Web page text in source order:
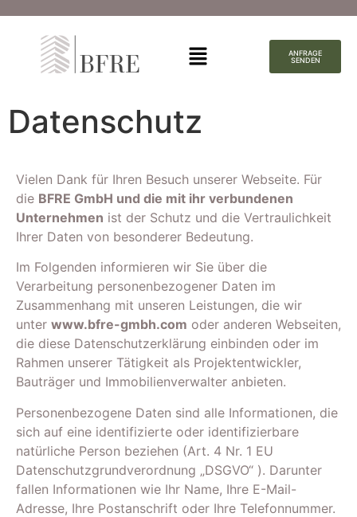
ANFRAGE
SENDEN
Datenschutz
Vielen Dank für Ihren Besuch unserer Webseite. Für
die BFRE GmbH und die mit ihr verbundenen
Unternehmen ist der Schutz und die Vertraulichkeit
Ihrer Daten von besonderer Bedeutung.
Im Folgenden informieren wir Sie über die
Verarbeitung personenbezogener Daten im
Zusammenhang mit unseren Leistungen, die wir
unter www.bfre-gmbh.com oder anderen Webseiten,
die diese Datenschutzerklärung einbinden oder im
Rahmen unserer Tätigkeit als Projektentwickler,
Bauträger und Immobilienverwalter anbieten.
Personenbezogene Daten sind alle Informationen, die
sich auf eine identifizierte oder identifizierbare
natürliche Person beziehen (Art. 4 Nr. 1 EU
Datenschutzgrundverordnung „DSGVO“ ). Darunter
fallen Informationen wie Ihr Name, Ihre E-Mail-
Adresse, Ihre Postanschrift oder Ihre Telefonnummer.